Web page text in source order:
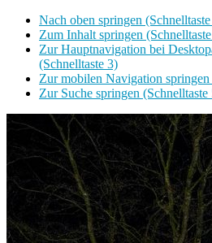
Nach oben springen
Zum Inhalt springen
Zur Hauptnavigation bei
(Schnelltaste 3)
Zur mobilen Navigation springen
Zur Suche springen (Schnelltaste